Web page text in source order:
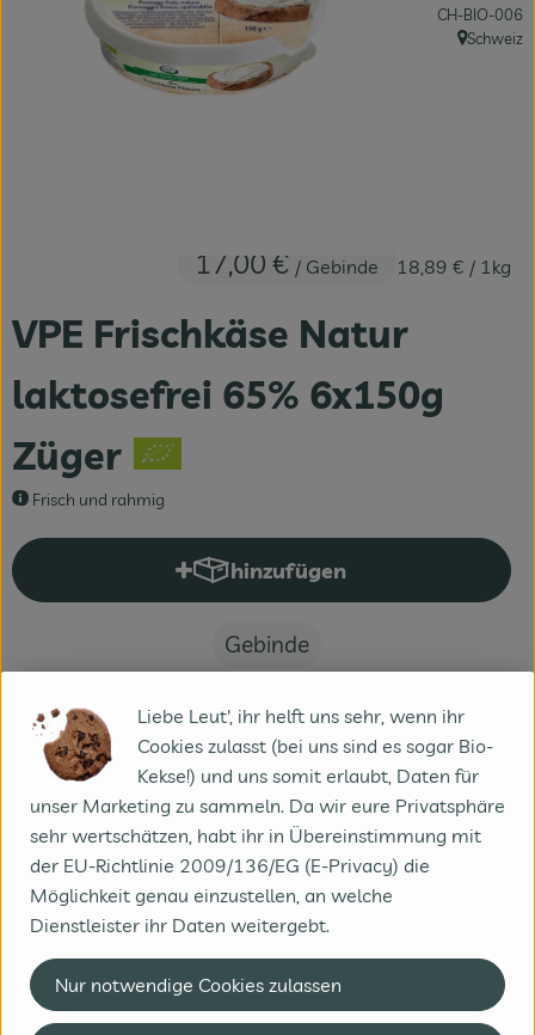
Fleisch & Fisch
Bäckerei
VPE Frischkäse Natur
laktosefrei 65% 6x150g
Züger
Frisch und rahmig
17,00 € / Gebinde 18,89 € / 1kg
, Kontrollstelle:
CH-BIO-006
, Herkunft:
Schweiz
hinzufügen
Produkt zum Warenkorb
Gebinde
Handelsklasse II
Info Herkunft
Info
Frisch und rahmig
Produktinformationen
Liebe Leut', ihr helft uns sehr, wenn ihr
Cookies zulasst (bei uns sind es sogar Bio-
Kekse!) und uns somit erlaubt, Daten für
unser Marketing zu sammeln. Da wir eure Privatsphäre
sehr wertschätzen, habt ihr in Übereinstimmung mit
der EU-Richtlinie 2009/136/EG (E-Privacy) die
Möglichkeit genau einzustellen, an welche
Dienstleister ihr Daten weitergebt.
Nur notwendige Cookies zulassen